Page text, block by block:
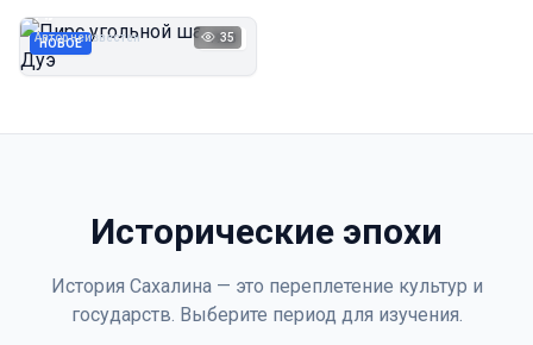
НОВОЕ 1923
Автор неизвестен 35
Исторические эпохи
История Сахалина — это переплетение культур и
государств. Выберите период для изучения.